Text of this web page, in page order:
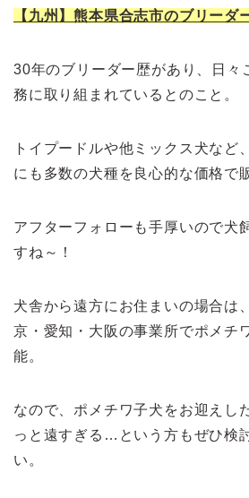
【九州】熊本県合志市のブリーダ
30年のブリーダー歴があり、日々
務に取り組まれているとのこと。
トイプードルや他ミックス犬など
にも多数の犬種を良心的な価格で
アフターフォローも手厚いので犬
すね～！
犬舎から遠方にお住まいの場合は
京・愛知・大阪の事業所でポメチ
能。
なので、ポメチワ子犬をお迎えし
っと遠すぎる…という方もぜひ検
い。